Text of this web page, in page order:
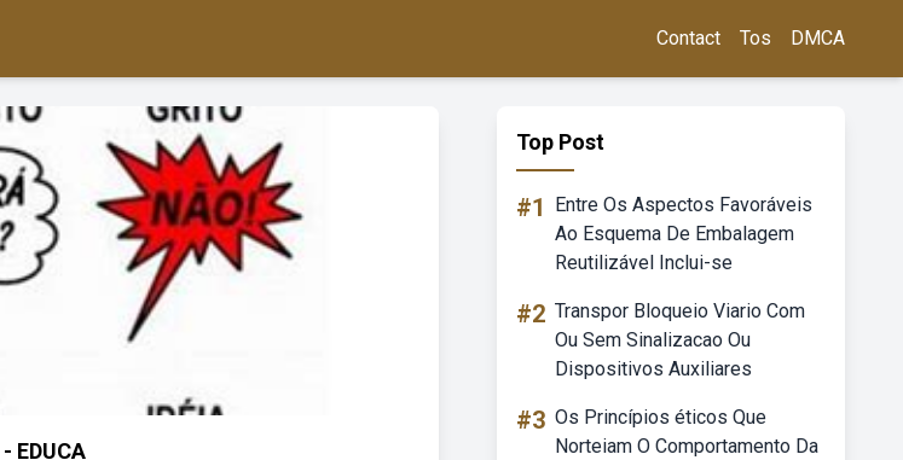
Contact Tos DMCA
EDUCA
Top Post
#1
Entre Os Aspectos Favoráveis
Ao Esquema De Embalagem
Reutilizável Inclui-se
#2 Transpor Bloqueio Viario Com
Ou Sem Sinalizacao Ou
Dispositivos Auxiliares
#3 Os Princípios éticos Que
Norteiam O Comportamento Da